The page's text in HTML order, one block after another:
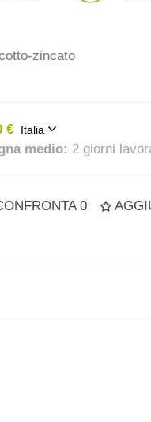
zincato
€ Italia
medio: 2 giorni
0